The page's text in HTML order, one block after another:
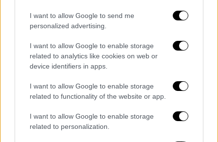
I want to allow Google to send me
personalized advertising.
I want to allow Google to enable storage
related to analytics like cookies on web or
device identifiers in apps.
I want to allow Google to enable storage
related to functionality of the website or app.
I want to allow Google to enable storage
related to personalization.
κάθε σφαγή αμάχων, ενώΜάρκο Ρούμπιο
κινήθηκε στο ίδιο μήκος κύματος, καλώντας
τις Αρχές να καταδιώξουν τους αυτουργούς.
Καταδικάζουν τις σφαγές τρεις
Συρίαβιώνει τις τελευταίες ημέρες μια
επικίνδυνη κλιμάκωση της βίας, των
δολοφονιών και των εκτελέσεων, με